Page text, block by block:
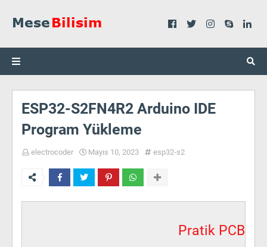
ESP32-S2FN4R2 Arduino IDE
Program Yükleme
electrocoder Mayıs 10, 2023 esp32-s2
Pratik PCB